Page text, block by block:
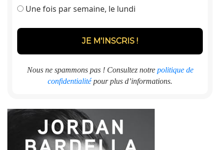
Une fois par semaine, le lundi
Nous ne spammons pas ! Consultez notre politique de
confidentialitépour plus d’informations.